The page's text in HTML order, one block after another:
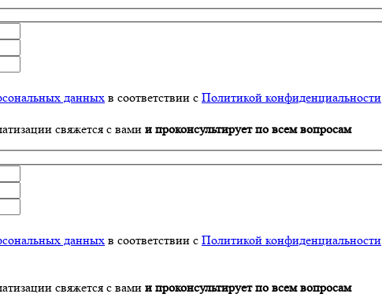
данных в соответствии с Политикой конфиденциальности
свяжется с вами и проконсультирует по всем вопросам
данных в соответствии с Политикой конфиденциальности
свяжется с вами и проконсультирует по всем вопросам